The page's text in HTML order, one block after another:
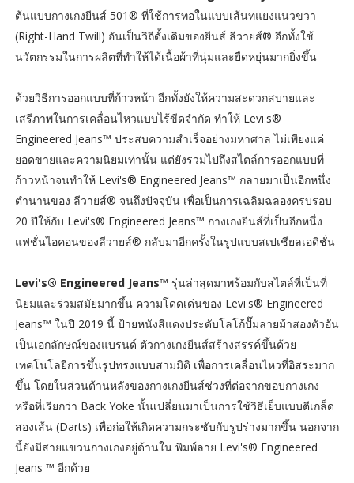
ต้นแบบกางเกงยีนส์ 501® ที่ใช้การทอในแบบเส้นทแยงแนวขวา
(Right-Hand Twill) อันเป็นวิถีดั้งเดิมของยีนส์ ลีวายส์® อีกทั้งใช้
นวัตกรรมในการผลิตที่ทำให้ได้เนื้อผ้าที่นุ่มและยืดหยุ่นมากยิ่งขึ้น
ด้วยวิธีการออกแบบที่ก้าวหน้า อีกทั้งยังให้ความสะดวกสบายและ
เสรีภาพในการเคลื่อนไหวแบบไร้ขีดจำกัด ทำให้ Levi's®
Engineered Jeans™ ประสบความสำเร็จอย่างมหาศาล ไม่เพียงแค่
ยอดขายและความนิยมเท่านั้น แต่ยังรวมไปถึงสไตล์การออกแบบที่
ก้าวหน้าจนทำให้ Levi's® Engineered Jeans™ กลายมาเป็นอีกหนึ่ง
ตำนานของ ลีวายส์® จนถึงปัจจุบัน เพื่อเป็นการเฉลิมฉลองครบรอบ
20 ปีให้กับ Levi's® Engineered Jeans™ กางเกงยีนส์ที่เป็นอีกหนึ่ง
แฟชั่นไอคอนของลีวายส์® กลับมาอีกครั้งในรูปแบบสเปเชียลเอดิชั่น
Levi's® Engineered Jeans™ รุ่นล่าสุดมาพร้อมกับสไตล์ที่เป็นที่
นิยมและร่วมสมัยมากขึ้น ความโดดเด่นของ Levi's® Engineered
Jeans™ ในปี 2019 นี้ ป้ายหนังสีแดงประดับโลโก้ปั๊มลายม้าสองตัวอัน
เป็นเอกลักษณ์ของแบรนด์ ตัวกางเกงยีนส์สร้างสรรค์ขึ้นด้วย
เทคโนโลยีการขึ้นรูปทรงแบบสามมิติ เพื่อการเคลื่อนไหวที่อิสระมาก
ขึ้น โดยในส่วนด้านหลังของกางเกงยีนส์ช่วงที่ต่อจากขอบกางเกง
หรือที่เรียกว่า Back Yoke นั้นเปลี่ยนมาเป็นการใช้วิธีเย็บแบบตีเกล็ด
สองเส้น (Darts) เพื่อก่อให้เกิดความกระชับกับรูปร่างมากขึ้น นอกจาก
นี้ยังมีสายแขวนกางเกงอยู่ด้านใน พิมพ์ลาย Levi's® Engineered
Jeans ™ อีกด้วย